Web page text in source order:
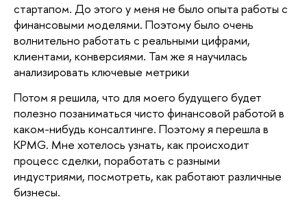
стартапом. До этого у меня не было опыта работы с
финансовыми моделями. Поэтому было очень
волнительно работать с реальными цифрами,
клиентами, конверсиями. Там же я научилась
анализировать ключевые метрики
Потом я решила, что для моего будущего будет
полезно позаниматься чисто финансовой работой в
каком-нибудь консалтинге. Поэтому я перешла в
KPMG. Мне хотелось узнать, как происходит
процесс сделки, поработать с разными
индустриями, посмотреть, как работают различные
бизнесы.